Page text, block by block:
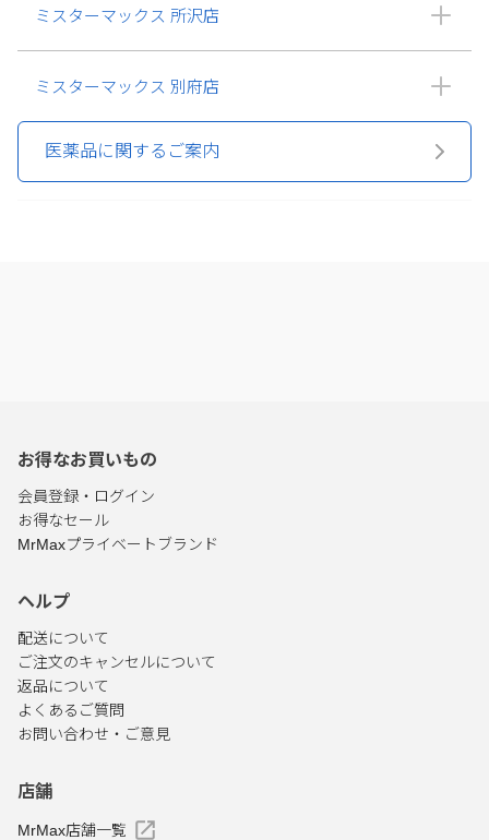
ミスターマックス 所沢店
ミスターマックス 別府店
医薬品に関するご案内
お得なお買いもの
会員登録・ログイン
お得なセール
MrMaxプライベートブランド
ヘルプ
配送について
ご注文のキャンセルについて
返品について
よくあるご質問
お問い合わせ・ご意見
店舗
MrMax店舗一覧